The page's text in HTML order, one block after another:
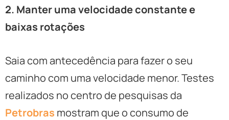
2. Manter uma velocidade constante e
baixas rotações
Saia com antecedência para fazer o seu
caminho com uma velocidade menor. Testes
realizados no centro de pesquisas da
Petrobras mostram que o consumo de